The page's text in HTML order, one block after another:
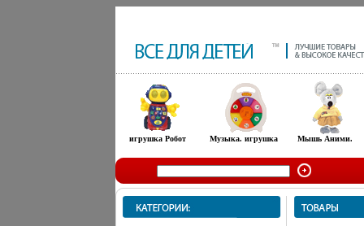
игрушка Робот Музыка. игрушка Мышь Аними.